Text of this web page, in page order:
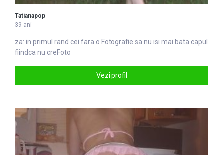
Tatianapop
39 ani
za: in primul rand cei fara o Fotografie sa nu isi mai bata capul
fiindca nu creFoto
Vezi profil